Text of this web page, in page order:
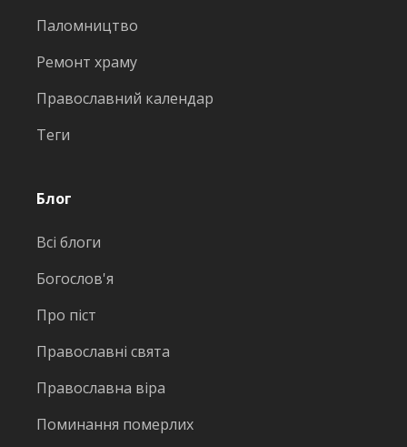
Паломництво
Ремонт храму
Православний календар
Теги
Блог
Всі блоги
Богослов'я
Про піст
Православні свята
Православна віра
Поминання померлих